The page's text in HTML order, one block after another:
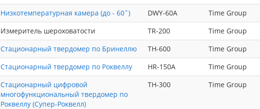
Низкотемпературная камера (до - 60˚) DWY-60A Time Group
Измеритель шероховатости TR-200 Time Group
Стационарный твердомер по Бринеллю TH-600 Time Group
Стационарный твердомер по Роквеллу HR-150A Time Group
Стационарный цифровой
многофункциональный твердомер по
Роквеллу (Супер-Роквелл)
TH-300 Time Group